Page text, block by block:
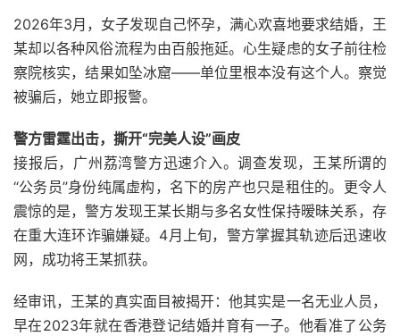
2026年3月，女子发现自己怀孕，满心欢喜地要求结婚，王
某却以各种风俗流程为由百般拖延。心生疑虑的女子前往检
察院核实，结果如坠冰窟——单位里根本没有这个人。察觉
被骗后，她立即报警。
警方雷霆出击，撕开“完美人设”画皮
接报后，广州荔湾警方迅速介入。调查发现，王某所谓的
“公务员”身份纯属虚构，名下的房产也只是租住的。更令人
震惊的是，警方发现王某长期与多名女性保持暧昧关系，存
在重大连环诈骗嫌疑。4月上旬，警方掌握其轨迹后迅速收
网，成功将王某抓获。
经审讯，王某的真实面目被揭开：他其实是一名无业人员，
早在2023年就在香港登记结婚并育有一子。他看准了公务